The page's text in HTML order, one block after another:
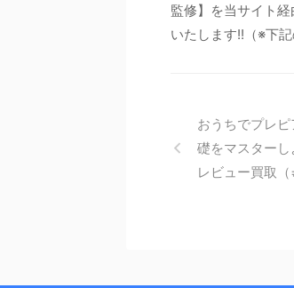
監修】を当サイト
いたします!!（※下
おうちでプレ
礎をマスターし
レビュー買取（